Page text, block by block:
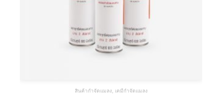
สินค้ากำจัดแมลง เคมีกำจัดแมลง